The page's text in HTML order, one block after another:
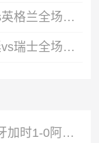
07月12日世界杯1/4决赛挪威vs英格兰全场录像
07月12日世界杯1/4决赛阿根廷vs瑞士全场录像
时隔16年夺世界杯冠军！西班牙加时1-0阿根廷费兰制胜恩佐染红